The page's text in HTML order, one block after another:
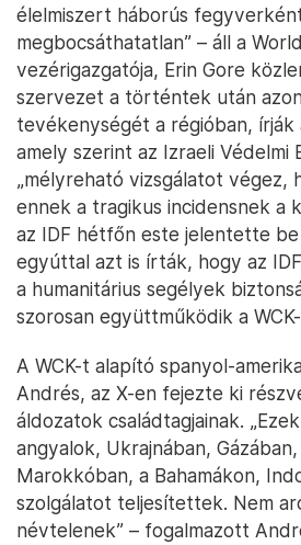
élelmiszert háborús
megbocsáthatatlan” – áll a
vezérigazgatója, Erin Gore
szervezet a történtek után
tevékenységét a régióban, írják
amely szerint az Izraeli Védelmi
„mélyreható vizsgálatot végez,
ennek a tragikus incidensnek a
az IDF hétfőn este jelentette be
egyúttal azt is írták, hogy az
a humanitárius segélyek
szorosan együttműködik a
A WCK-t alapító spanyol-
Andrés, az X-en fejezte ki
áldozatok családtagjainak.
angyalok, Ukrajnában,
Marokkóban, a Bahamákon,
szolgálatot teljesítettek. Nem
névtelenek” – fogalmazott